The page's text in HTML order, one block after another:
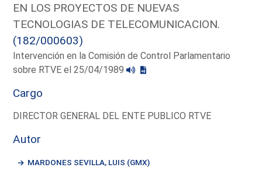
EN LOS PROYECTOS DE NUEVAS
TECNOLOGIAS DE TELECOMUNICACION.
(182/000603)
Intervención en la Comisión de Control Parlamentario
sobre RTVE el 25/04/1989
Cargo
DIRECTOR GENERAL DEL ENTE PUBLICO RTVE
Autor
MARDONES SEVILLA, LUIS (GMX)